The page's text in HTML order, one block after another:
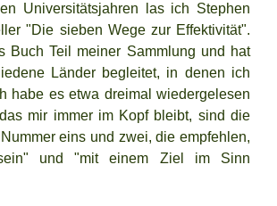
Universitätsjahren las ich Stephen
"Die sieben Wege zur Effektivität".
Buch Teil meiner Sammlung und hat
Länder begleitet, in denen ich
habe es etwa dreimal wiedergele­sen
mir immer im Kopf bleibt, sind die
eins und zwei, die empfehlen,
und "mit einem Ziel im Sinn